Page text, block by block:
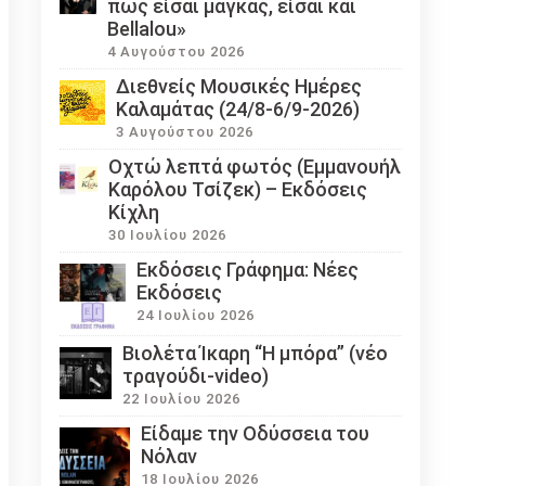
πως είσαι μάγκας, είσαι και
Bellalou»
4 Αυγούστου 2026
Διεθνείς Μουσικές Ημέρες
Καλαμάτας (24/8-6/9-2026)
3 Αυγούστου 2026
Οχτώ λεπτά φωτός (Εμμανουήλ
Καρόλου Τσίζεκ) – Εκδόσεις
Κίχλη
30 Ιουλίου 2026
Εκδόσεις Γράφημα: Νέες
Εκδόσεις
24 Ιουλίου 2026
Βιολέτα Ίκαρη “Η μπόρα” (νέο
τραγούδι-video)
22 Ιουλίου 2026
Eίδαμε την Οδύσσεια του
Νόλαν
18 Ιουλίου 2026